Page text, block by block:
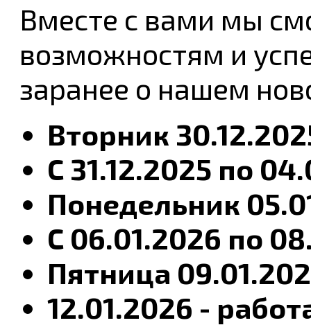
Вместе с вами мы
возможностям и
заранее о нашем
Вторник
С 31.12.2025 по
Понедельник
С 06.01.2026 по
Пятница
12.01.2026 -